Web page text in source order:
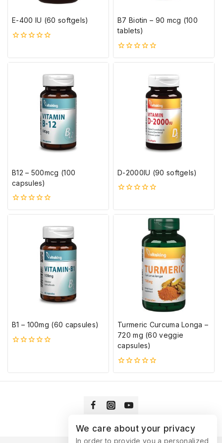
E-400 IU (60 softgels)
ből
B7 Biotin – 90 mcg (100
tablets)
0
5-
B12 – 500mcg (100
capsules)
0
5-
D-2000IU (90 softgels)
ből
B1 – 100mg (60 capsules)
Turmeric Curcuma Longa –
720 mg (60 veggie
capsules)
0
5-
We care about your privacy
In order to provide you a personalized